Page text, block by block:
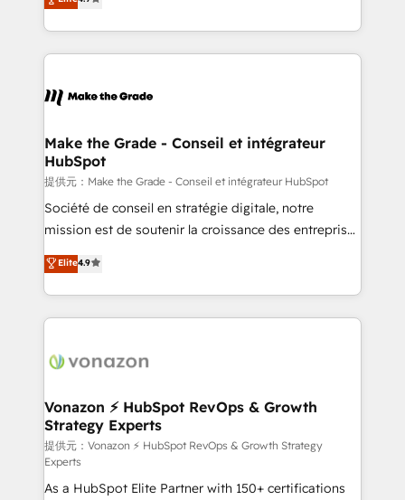
téléphonie, etc.) • Alignement des équipes grâce à un
outil et des données partagées • Amélioration de la
collecte et de l’analyse des données pour des
de la productivité des équipes Notre équipe de 30
avec un engagement total, alignant processus
métiers et technologie, et guidant vos équipes à
travers le changement, tout en centrant vos objectifs
d’entreprise. Grâce à une méthodologie éprouvée
auprès de plus de 400 clients, nous comprenons
HubSpot dans votre organisation. Pour toute
question technique ou besoin de structuration de
Make the Grade - Conseil et intégrateur
HubSpot
提供元：Make the Grade - Conseil et intégrateur HubSpot
Société de conseil en stratégie digitale, notre
mission est de soutenir la croissance des entreprises
B2B à travers l’acquisition de nouveaux clients,
l'intégration CRM et le développement des revenus
auprès de vos comptes existants. En France et à
l'international, nous travaillons avec des ETI
delà d’une simple transformation digitale et des
➤ L’intégration de CRM et de méthodologie RevOps
pour aligner les équipes marketing, commerciales et
support client (data migration, synchronisation API,
audit et maintenance) ➤ La création de sites internet
de conversion qui transforment les visiteurs en
Elite4.9
Vonazon ⚡ HubSpot RevOps & Growth
Strategy Experts
提供元：Vonazon ⚡ HubSpot RevOps & Growth Strategy
Experts
As a HubSpot Elite Partner with 150+ certifications